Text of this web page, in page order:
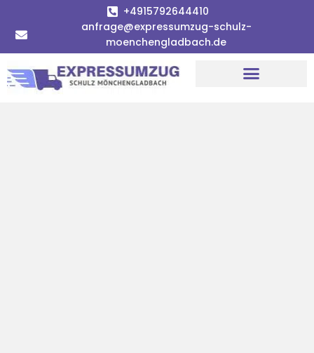
+4915792644410
anfrage@expressumzug-schulz-
moenchengladbach.de